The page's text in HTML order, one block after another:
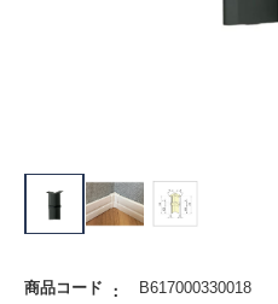
商品コード B617000330018